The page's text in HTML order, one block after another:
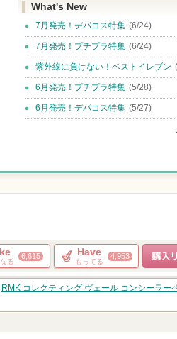
What's New
7月発売！デパコス特集 (6/24)
7月発売！プチプラ特集 (6/24)
紫外線に負けない！ベストイレブン
6月発売！プチプラ特集 (5/28)
6月発売！デパコス特集 (5/27)
る
6,615 Have
もってる
4,953
ショッ
RMK コレクティング ヴェール コンシーラー